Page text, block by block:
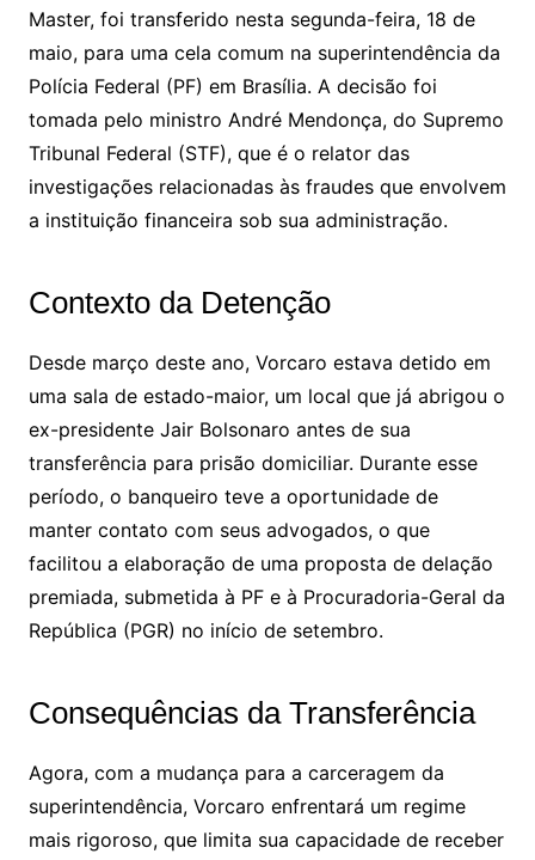
Master, foi transferido nesta segunda-feira, 18 de
maio, para uma cela comum na superintendência da
Polícia Federal (PF) em Brasília. A decisão foi
tomada pelo ministro André Mendonça, do Supremo
Tribunal Federal (STF), que é o relator das
investigações relacionadas às fraudes que envolvem
a instituição financeira sob sua administração.
Contexto da Detenção
Desde março deste ano, Vorcaro estava detido em
uma sala de estado-maior, um local que já abrigou o
ex-presidente Jair Bolsonaro antes de sua
transferência para prisão domiciliar. Durante esse
período, o banqueiro teve a oportunidade de
manter contato com seus advogados, o que
facilitou a elaboração de uma proposta de delação
premiada, submetida à PF e à Procuradoria-Geral da
República (PGR) no início de setembro.
Consequências da Transferência
Agora, com a mudança para a carceragem da
superintendência, Vorcaro enfrentará um regime
mais rigoroso, que limita sua capacidade de receber